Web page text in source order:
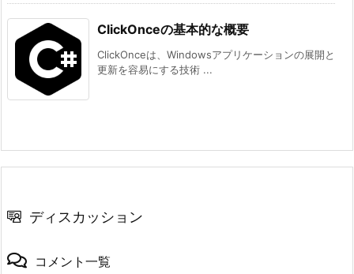
ClickOnceの基本的な概要
ClickOnceは、Windowsアプリケーションの展開と
更新を容易にする技術 ...
ディスカッション
コメント一覧